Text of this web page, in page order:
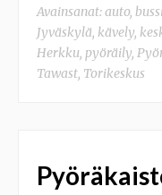
Avainsanat:auto,
Jyväskylä, kävely,
Herkku, pyöräily,
Tawast, Torikeskus